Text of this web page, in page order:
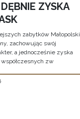
ZYSKA
zabytków Małopolski
zachowując swój
a jednocześnie zyska
zw